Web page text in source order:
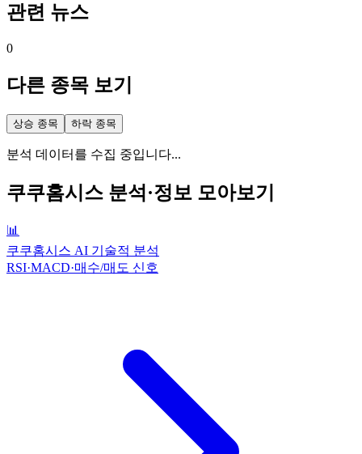
관련 뉴스
0
다른 종목 보기
상승 종목 하락 종목
분석 데이터를 수집 중입니다...
쿠쿠홈시스 분석·정보 모아보기
📊
쿠쿠홈시스 AI 기술적 분석
RSI·MACD·매수/매도 신호